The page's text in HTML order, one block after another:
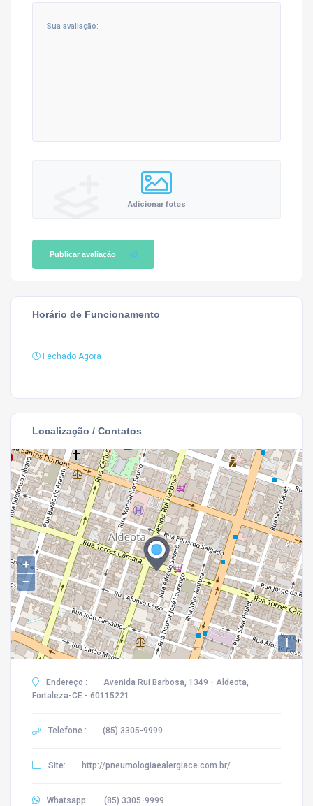
Adicionar fotos
Publicar avaliação
Horário de Funcionamento
Fechado Agora
Localização / Contatos
+
−
i
Endereço :
Avenida Rui Barbosa, 1349 - Aldeota,
Fortaleza-CE - 60115221
Telefone : (85) 3305-9999
Site: http://pneumologiaealergiace.com.br/
Whatsapp: (85) 3305-9999